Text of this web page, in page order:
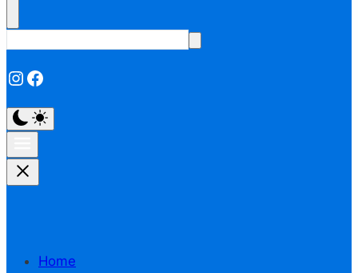
Instagram
Facebook
Home